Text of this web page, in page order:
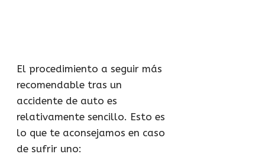
El procedimiento a seguir más
recomendable tras un
accidente de auto es
relativamente sencillo. Esto es
lo que te aconsejamos en caso
de sufrir uno: